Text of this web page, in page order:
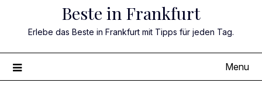
Beste in Frankfurt
Erlebe das Beste in Frankfurt mit Tipps für jeden Tag.
Menu